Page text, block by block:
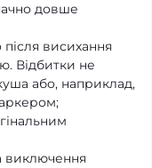
довше
висихання
Відбитки не
або, наприклад,
виключення